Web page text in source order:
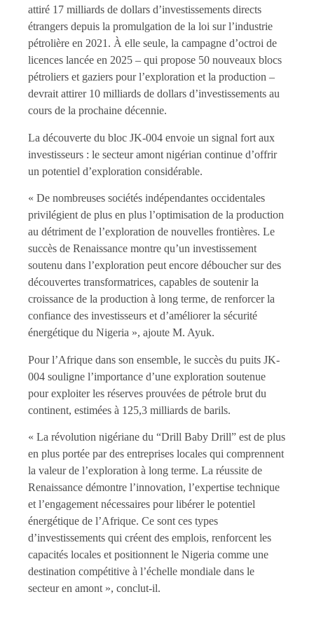
attiré 17 milliards de dollars d’investissements directs
étrangers depuis la promulgation de la loi sur l’industrie
pétrolière en 2021. À elle seule, la campagne d’octroi de
licences lancée en 2025 – qui propose 50 nouveaux blocs
pétroliers et gaziers pour l’exploration et la production –
devrait attirer 10 milliards de dollars d’investissements au
cours de la prochaine décennie.
La découverte du bloc JK-004 envoie un signal fort aux
investisseurs : le secteur amont nigérian continue d’offrir
un potentiel d’exploration considérable.
« De nombreuses sociétés indépendantes occidentales
privilégient de plus en plus l’optimisation de la production
au détriment de l’exploration de nouvelles frontières. Le
succès de Renaissance montre qu’un investissement
soutenu dans l’exploration peut encore déboucher sur des
découvertes transformatrices, capables de soutenir la
croissance de la production à long terme, de renforcer la
confiance des investisseurs et d’améliorer la sécurité
énergétique du Nigeria », ajoute M. Ayuk.
Pour l’Afrique dans son ensemble, le succès du puits JK-
004 souligne l’importance d’une exploration soutenue
pour exploiter les réserves prouvées de pétrole brut du
continent, estimées à 125,3 milliards de barils.
« La révolution nigériane du “Drill Baby Drill” est de plus
en plus portée par des entreprises locales qui comprennent
la valeur de l’exploration à long terme. La réussite de
Renaissance démontre l’innovation, l’expertise technique
et l’engagement nécessaires pour libérer le potentiel
énergétique de l’Afrique. Ce sont ces types
d’investissements qui créent des emplois, renforcent les
capacités locales et positionnent le Nigeria comme une
destination compétitive à l’échelle mondiale dans le
secteur en amont », conclut-il.